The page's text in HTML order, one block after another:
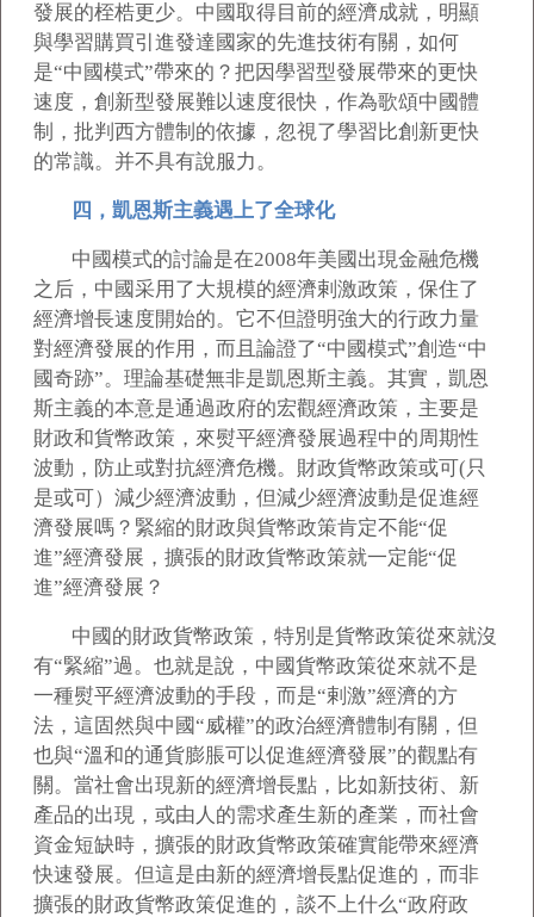
發展的桎梏更少。中國取得目前的經濟成就，明顯
與學習購買引進發達國家的先進技術有關，如何
是“中國模式”帶來的？把因學習型發展帶來的更快
速度，創新型發展難以速度很快，作為歌頌中國體
制，批判西方體制的依據，忽視了學習比創新更快
的常識。并不具有說服力。
四，凱恩斯主義遇上了全球化
中國模式的討論是在2008年美國出現金融危機
之后，中國采用了大規模的經濟剌激政策，保住了
經濟增長速度開始的。它不但證明強大的行政力量
對經濟發展的作用，而且論證了“中國模式”創造“中
國奇跡”。理論基礎無非是凱恩斯主義。其實，凱恩
斯主義的本意是通過政府的宏觀經濟政策，主要是
財政和貨幣政策，來熨平經濟發展過程中的周期性
波動，防止或對抗經濟危機。財政貨幣政策或可(只
是或可）減少經濟波動，但減少經濟波動是促進經
濟發展嗎？緊縮的財政與貨幣政策肯定不能“促
進”經濟發展，擴張的財政貨幣政策就一定能“促
進”經濟發展？
中國的財政貨幣政策，特別是貨幣政策從來就沒
有“緊縮”過。也就是說，中國貨幣政策從來就不是
一種熨平經濟波動的手段，而是“剌激”經濟的方
法，這固然與中國“威權”的政治經濟體制有關，但
也與“溫和的通貨膨脹可以促進經濟發展”的觀點有
關。當社會出現新的經濟增長點，比如新技術、新
產品的出現，或由人的需求產生新的產業，而社會
資金短缺時，擴張的財政貨幣政策確實能帶來經濟
快速發展。但這是由新的經濟增長點促進的，而非
擴張的財政貨幣政策促進的，談不上什么“政府政